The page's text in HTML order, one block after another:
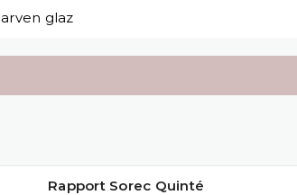
arven glaz
Rapport Sorec Quinté